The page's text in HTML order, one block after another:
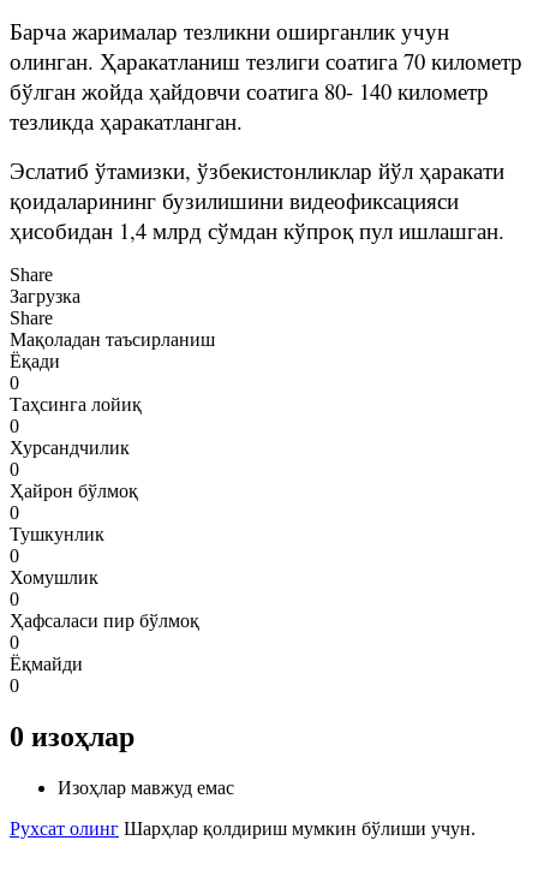
Барча жарималар тезликни оширганлик учун
олинган. Ҳаракатланиш тезлиги соатига 70 километр
бўлган жойда ҳайдовчи соатига 80- 140 километр
тезликда ҳаракатланган.
Эслатиб ўтамизки, ўзбекистонликлар йўл ҳаракати
қоидаларининг бузилишини видеофиксацияси
ҳисобидан 1,4 млрд сўмдан кўпроқ пул ишлашган.
Share
Загрузка
Share
Мақоладан таъсирланиш
Ёқади
0
Таҳсинга лойиқ
0
Хурсандчилик
0
Ҳайрон бўлмоқ
0
Тушкунлик
0
Хомушлик
0
Ҳафсаласи пир бўлмоқ
0
Ёқмайди
0
0 изоҳлар
Изоҳлар мавжуд емас
Рухсат олинг Шарҳлар қолдириш мумкин бўлиши учун.